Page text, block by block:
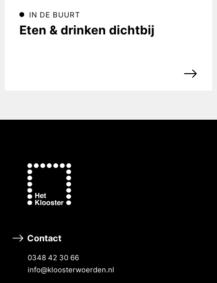
IN DE BUURT
Eten & drinken dichtbij
Contact
0348 42 30 66
info@kloosterwoerden.nl